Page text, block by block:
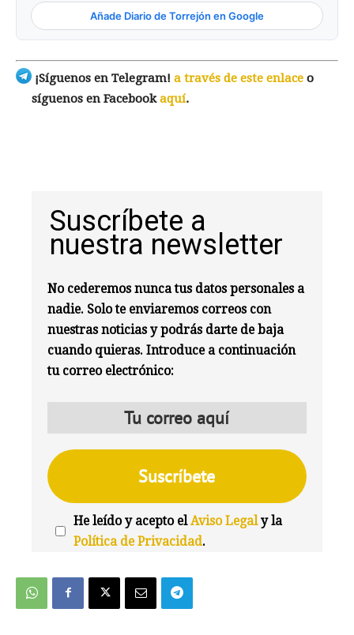
Añade Diario de Torrejón en Google
¡Síguenos en Telegram! a través de este enlace o
síguenos en Facebookaquí.
Suscríbete a
nuestra newsletter
No cederemos nunca tus datos personales a
nadie. Solo te enviaremos correos con
nuestras noticias y podrás darte de baja
cuando quieras. Introduce a continuación
tu correo electrónico:
He leído y acepto elAviso Legaly la
Política de Privacidad.